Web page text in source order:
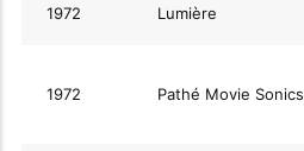
1972 Lumière
1972 Pathé Movie Sonics